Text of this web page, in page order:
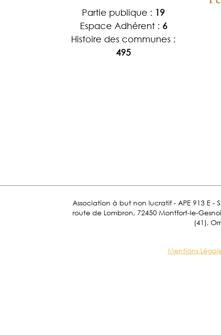
Partie publique : 19
Espace Adhérent : 6
Histoire des communes :
495
Association à but non lucratif - APE 913 E -
route de Lombron, 72450 Montfort-le-
(41),
Mentions